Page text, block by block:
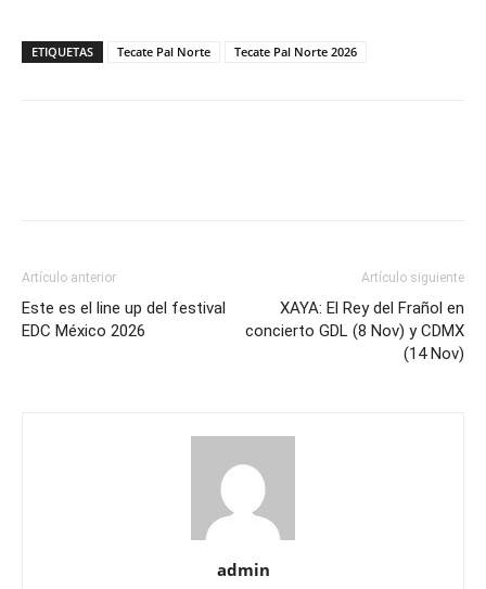
ETIQUETAS Tecate Pal Norte Tecate Pal Norte 2026
Artículo anterior
Este es el line up del festival
EDC México 2026
Artículo siguiente
XAYA: El Rey del Frañol en
concierto GDL (8 Nov) y CDMX
(14 Nov)
admin